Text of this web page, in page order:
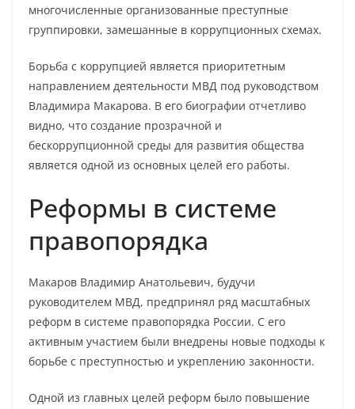
многочисленные организованные преступные
группировки, замешанные в коррупционных схемах.
Борьба с коррупцией является приоритетным
направлением деятельности МВД под руководством
Владимира Макарова. В его биографии отчетливо
видно, что создание прозрачной и
бескоррупционной среды для развития общества
является одной из основных целей его работы.
Реформы в системе
правопорядка
Макаров Владимир Анатольевич, будучи
руководителем МВД, предпринял ряд масштабных
реформ в системе правопорядка России. С его
активным участием были внедрены новые подходы к
борьбе с преступностью и укреплению законности.
Одной из главных целей реформ было повышение